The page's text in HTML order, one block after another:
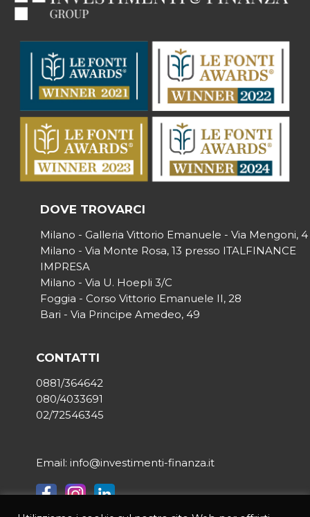
DOVE TROVARCI
Milano - Galleria Vittorio Emanuele - Via Mengoni, 4
Milano - Via Monte Rosa, 13 presso ITALFINANCE
IMPRESA
Milano - Via U. Hoepli 3/C
Foggia - Corso Vittorio Emanuele II, 28
Bari - Via Principe Amedeo, 49
CONTATTI
0881/364642
080/4033691
02/72546345
Email: info@investimenti-finanza.it